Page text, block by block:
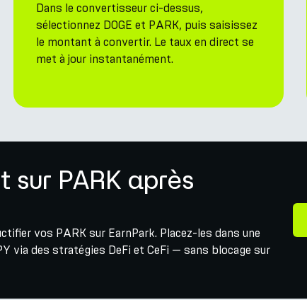
Dans le convertisseur ci-dessus,
sélectionnez DOGE et PARK, puis saisissez
le montant à convertir. Le taux en direct se
met à jour instantanément.
sur PARK après
vos PARK sur EarnPark. Placez-les dans une
via des stratégies DeFi et CeFi — sans blocage sur